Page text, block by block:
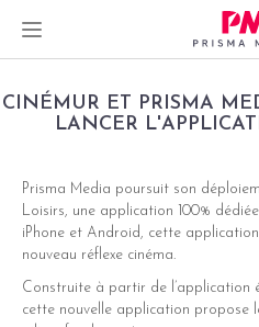
Skip
CINÉMUR ET PRISMA
LANCER
Prisma Media poursuit son
Loisirs, une application 100%
iPhone et Android, cette
nouveau réflexe cinéma.
Construite à partir de l’application
cette nouvelle application propose